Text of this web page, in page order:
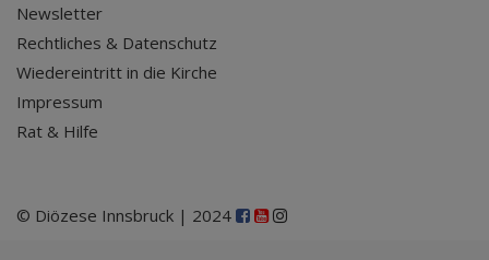
Newsletter
Rechtliches & Datenschutz
Wiedereintritt in die Kirche
Impressum
Rat & Hilfe
© Diözese Innsbruck | 2024